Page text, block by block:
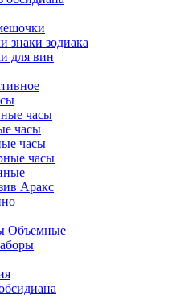
знаки зодиака
для вин
часы
часы
часы
часы
Аракс
Объемные